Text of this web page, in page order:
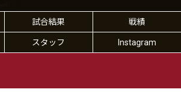
試合結果 戦績
スタッフ Instagram